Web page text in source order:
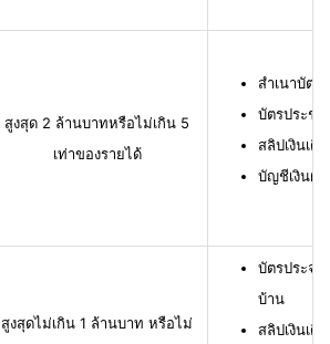
สูงสุด 2 ล้านบาทหรือไม่เกิน 5
เท่าของรายได้
สำเนาบัตร
บัตรประช
สลิปเงินเดื
บัญชีเงินฝา
สูงสุดไม่เกิน 1 ล้านบาท หรือไม่
บัตรประจำ
บ้าน
สลิปเงินเดื